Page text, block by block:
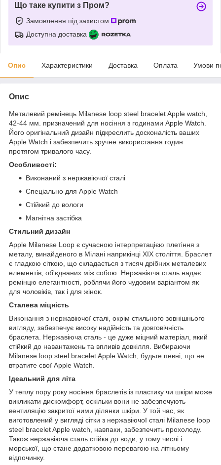
Що таке купити з Пром?
Замовлення під захистом
Доступна доставка
Опис Характеристики Доставка Оплата Умови
Опис
Металевий ремінець Milanese loop steel bracelet Apple watch,
42-44 мм. призначений для носіння з годинами Apple Watch.
Його оригінальний дизайн підкреслить досконалість ваших
Apple Watch і забезпечить зручне використання годин
протягом тривалого часу.
Особливості:
Виконаний з нержавіючої сталі
Спеціально для Apple Watch
Стійкий до вологи
Магнітна застібка
Стильний дизайн
Apple Milanese Loop є сучасною інтерпретацією плетіння з
металу, винайденого в Мілані наприкінці ХІХ століття. Браслет
є гладкою сіткою, що складається з тисяч дрібних металевих
елементів, об'єднаних між собою. Нержавіюча сталь надає
ремінцю елегантності, роблячи його чудовим варіантом як
для чоловіків, так і для жінок.
Сталева міцність
Виконання з нержавіючої сталі, окрім стильного зовнішнього
вигляду, забезпечує високу надійність та довговічність
браслета. Нержавіюча сталь - це дуже міцний матеріал, який
стійкий до навантажень та впливів довкілля. Вибираючи
Milanese loop steel bracelet Apple Watch, будьте певні, що не
втратите свої Apple Watch.
Ідеальний для літа
У теплу пору року носіння браслетів із пластику чи шкіри може
викликати дискомфорт, оскільки вони не забезпечують
вентиляцію закритої ними ділянки шкіри. У той час, як
виготовлений у вигляді сітки з нержавіючої сталі Milanese loop
steel bracelet Apple watch, навпаки, забезпечить прохолоду.
Також нержавіюча сталь стійка до води, у тому числі і
морської, що стане додатковою перевагою на літньому
відпочинку.